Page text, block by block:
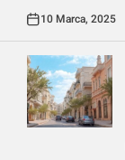
10 Marca, 2025